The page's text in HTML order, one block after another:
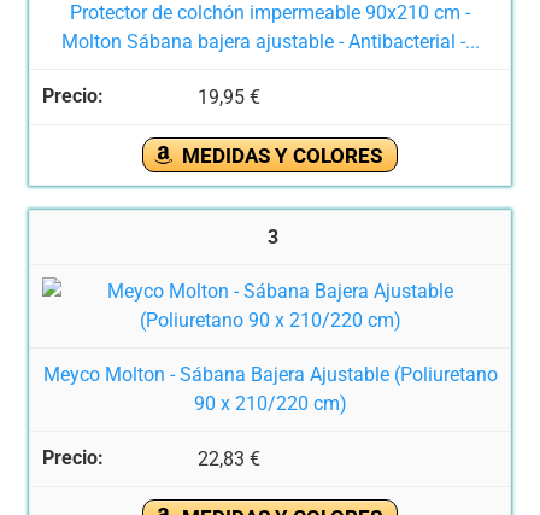
Protector de colchón impermeable 90x210 cm -
Molton Sábana bajera ajustable - Antibacterial -...
19,95 €
MEDIDAS Y COLORES
3
Meyco Molton - Sábana Bajera Ajustable (Poliuretano
90 x 210/220 cm)
22,83 €